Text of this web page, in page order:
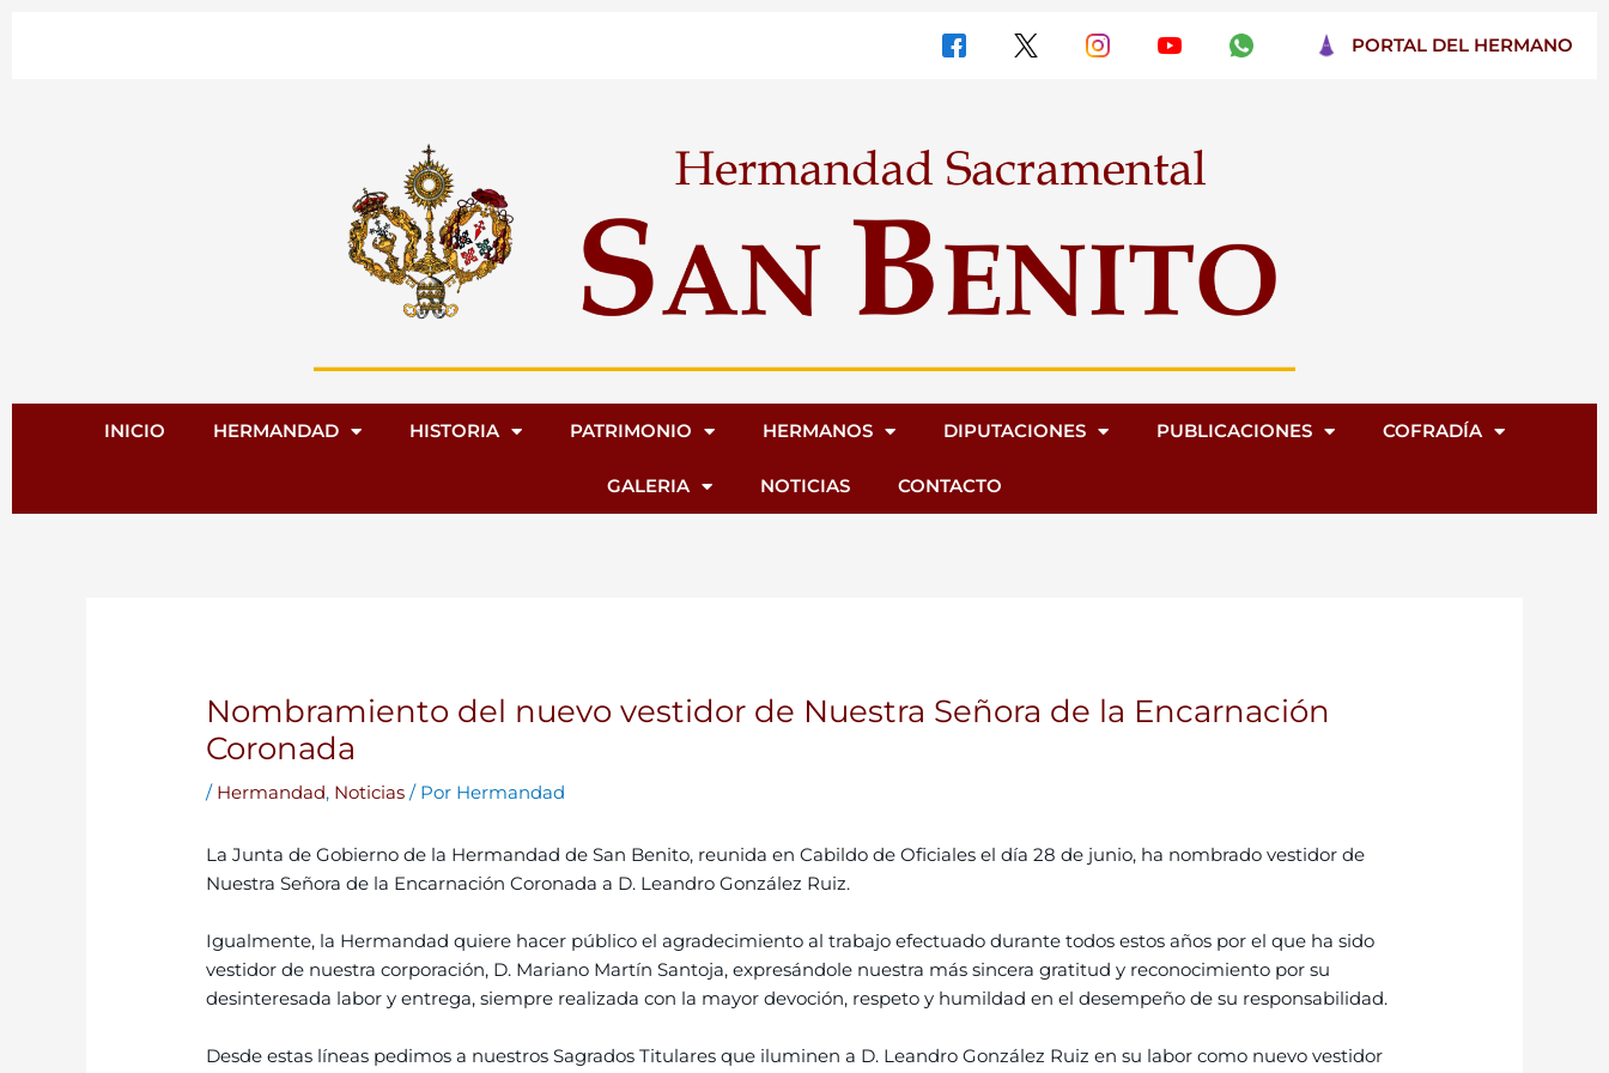
PORTAL DEL HERMANO
INICIO HERMANDAD HISTORIA PATRIMONIO HERMANOS DIPUTACIONES PUBLICACIONES COFRADÍA
GALERIA NOTICIAS CONTACTO
Nombramiento del nuevo vestidor de Nuestra Señora de la Encarnación
Coronada
/ Hermandad, Noticias / Por Hermandad
La Junta de Gobierno de la Hermandad de San Benito, reunida en Cabildo de Oficiales el día 28 de junio, ha nombrado vestidor de
Nuestra Señora de la Encarnación Coronada a D. Leandro González Ruiz.
Igualmente, la Hermandad quiere hacer público el agradecimiento al trabajo efectuado durante todos estos años por el que ha sido
vestidor de nuestra corporación, D. Mariano Martín Santoja, expresándole nuestra más sincera gratitud y reconocimiento por su
desinteresada labor y entrega, siempre realizada con la mayor devoción, respeto y humildad en el desempeño de su responsabilidad.
Desde estas líneas pedimos a nuestros Sagrados Titulares que iluminen a D. Leandro González Ruiz en su labor como nuevo vestidor